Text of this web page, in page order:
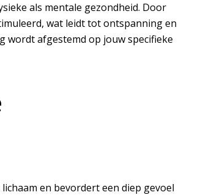
als mentale gezondheid. Door
wat leidt tot ontspanning en
wordt afgestemd op jouw specifieke
en bevordert een diep gevoel